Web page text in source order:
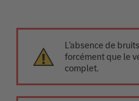
L’absence de
forcément que le
complet.